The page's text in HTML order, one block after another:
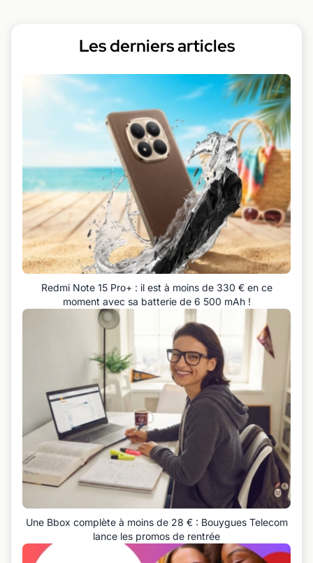
Les derniers articles
Redmi Note 15 Pro+ : il est à moins de 330 € en ce
moment avec sa batterie de 6 500 mAh !
Une Bbox complète à moins de 28 € : Bouygues Telecom
lance les promos de rentrée